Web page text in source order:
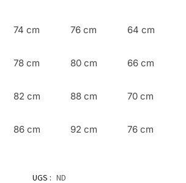
74 cm 76 cm 64 cm
78 cm 80 cm 66 cm
82 cm 88 cm 70 cm
86 cm 92 cm 76 cm
UGS : ND